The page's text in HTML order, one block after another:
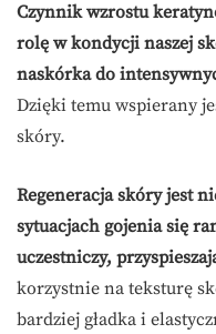
Czynnik wzrostu
rolę w kondycji naszej
naskórka do
Dzięki temu wspierany
skóry.
Regeneracja skóry jest
sytuacjach gojenia się
uczestniczy,
korzystnie na teksturę
bardziej gładka i